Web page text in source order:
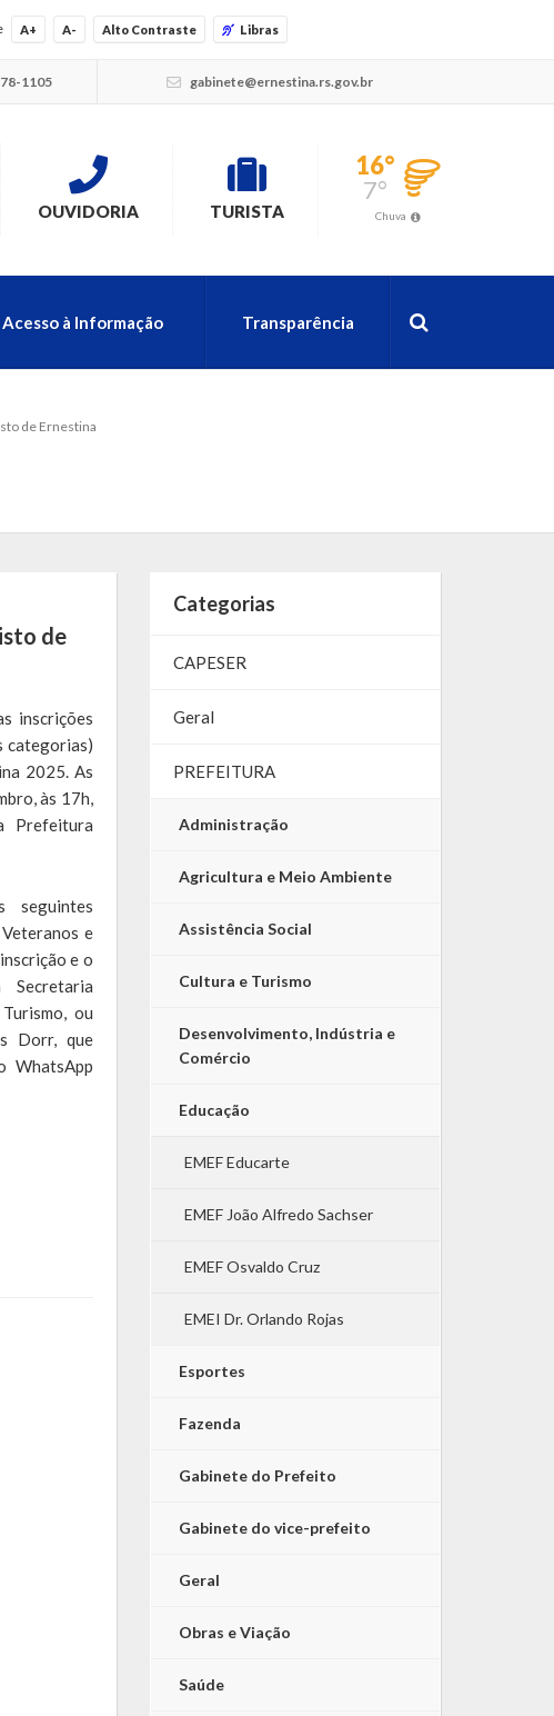
A+ A- Alto Contraste Libras
1105 gabinete@ernestina.rs.gov.br
OUVIDORIA TURISTA
16°
7°
Chuva
Acesso à Informação Transparência
de Ernestina
de
inscrições
categorias)
2025. As
às 17h,
Prefeitura
seguintes
e
e o
ou
Dorr, que
WhatsApp
Categorias
CAPESER
Geral
PREFEITURA
Administração
Agricultura e Meio Ambiente
Assistência Social
Cultura e Turismo
Desenvolvimento, Indústria e
Comércio
Educação
EMEF Educarte
EMEF João Alfredo Sachser
EMEF Osvaldo Cruz
EMEI Dr. Orlando Rojas
Esportes
Fazenda
Gabinete do Prefeito
Gabinete do vice-prefeito
Geral
Obras e Viação
Saúde